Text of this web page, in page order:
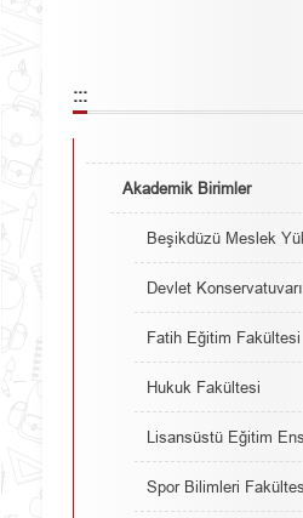
:::
Akademik Birimler
Beşikdüzü Meslek
Devlet Konservatuvarı
Fatih Eğitim Fakültesi
Hukuk Fakültesi
Lisansüstü Eğitim
Spor Bilimleri